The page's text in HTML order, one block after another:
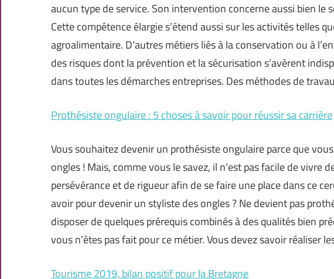
aucun type de service. Son intervention concerne aussi bien le
Cette compétence élargie s’étend aussi sur les activités telles
agroalimentaire. D’autres métiers liés à la conservation ou à
des risques dont la prévention et la sécurisation s’avèrent
dans toutes les démarches entreprises. Des méthodes de
Prothésiste ongulaire : 5 choses à savoir pour réussir sa carrière
Vous souhaitez devenir un prothésiste ongulaire parce que
ongles ! Mais, comme vous le savez, il n’est pas facile de vivre
persévérance et de rigueur afin de se faire une place dans ce
avoir pour devenir un styliste des ongles ? Ne devient pas
disposer de quelques prérequis combinés à des qualités bien
vous n’êtes pas fait pour ce métier. Vous devez savoir réaliser
Tourisme 2019, bilan positif pour la Bretagne